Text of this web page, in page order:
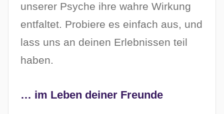
unserer Psyche ihre wahre Wirkung
entfaltet. Probiere es einfach aus, und
lass uns an deinen Erlebnissen teil
haben.
… im Leben deiner Freunde